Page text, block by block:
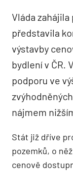
Vláda
představila
výstavby
bydlení v ČR.
podporu ve
nájmem
Stát již dříve
pozemků, o
cenově